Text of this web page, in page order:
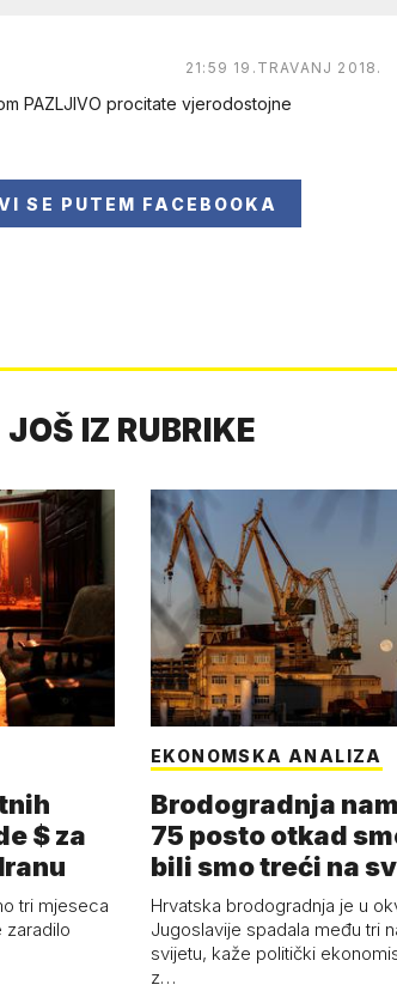
21:59 19.TRAVANJ 2018.
PAZLJIVO procitate vjerodostojne
SE PUTEM FACEBOOKA
JOŠ IZ RUBRIKE
$ za
tri mjeseca
zaradilo
EKONOMSKA ANALIZA
Brodogradnja
75 posto otkad
bili smo treći na
Hrvatska brodogradnja je u
Jugoslavije spadala među tri
svijetu, kaže politički
z…